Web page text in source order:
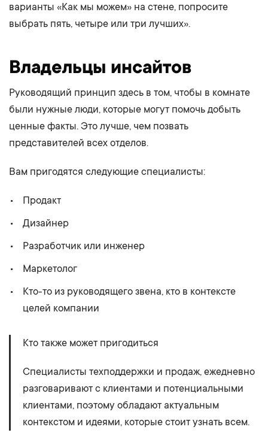
варианты «Как мы можем» на стене, попросите
выбрать пять, четыре или три лучших».
Владельцы инсайтов
Руководящий принцип здесь в том, чтобы в комнате
были нужные люди, которые могут помочь добыть
ценные факты. Это лучше, чем позвать
представителей всех отделов.
Вам пригодятся следующие специалисты:
Продакт
Дизайнер
Разработчик или инженер
Маркетолог
Кто-то из руководящего звена, кто в контексте
целей компании
Кто также может пригодиться
Специалисты техподдержки и продаж, ежедневно
разговаривают с клиентами и потенциальными
клиентами, поэтому обладают актуальным
контекстом и идеями, которые стоит узнать всем.